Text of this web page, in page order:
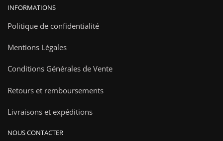
INFORMATIONS
Politique de confidentialité
Mentions Légales
Conditions Générales de Vente
Retours et remboursements
Livraisons et expéditions
NOUS CONTACTER